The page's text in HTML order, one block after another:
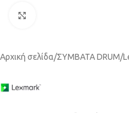
Αρχική σελίδα/ΣΥΜΒΑΤΑ DRUM/